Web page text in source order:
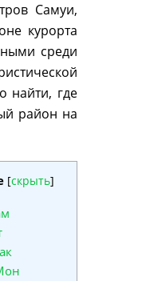
Самуи,
курорта
среди
найти, где
район на
[скрыть]